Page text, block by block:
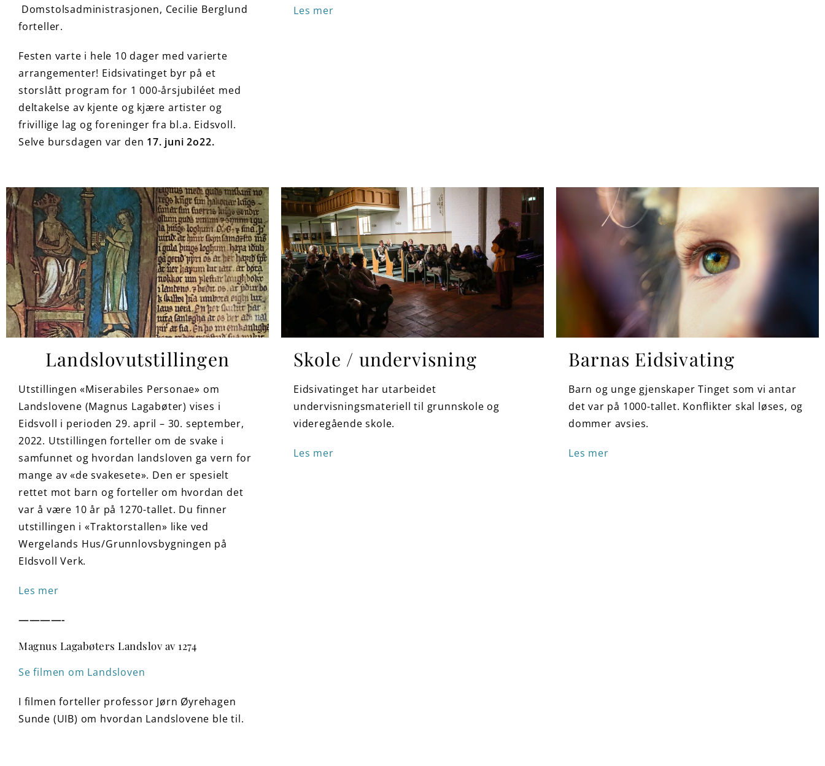
Domstolsadministrasjonen, Cecilie Berglund
forteller.
Festen varte i hele 10 dager med varierte
arrangementer! Eidsivatinget byr på et
storslått program for 1 000-årsjubiléet med
deltakelse av kjente og kjære artister og
frivillige lag og foreninger fra bl.a. Eidsvoll.
Selve bursdagen var den 17. juni 2o22.
Les mer
Landslovutstillingen
Utstillingen «Miserabiles Personae» om
Landslovene (Magnus Lagabøter) vises i
Eidsvoll i perioden 29. april – 30. september,
2022. Utstillingen forteller om de svake i
samfunnet og hvordan landsloven ga vern for
mange av «de svakesete». Den er spesielt
rettet mot barn og forteller om hvordan det
var å være 10 år på 1270-tallet. Du finner
utstillingen i «Traktorstallen» like ved
Wergelands Hus/Grunnlovsbygningen på
EIdsvoll Verk.
Les mer
————-
Magnus Lagabøters Landslov av 1274
Se filmen om Landsloven
I filmen forteller professor Jørn Øyrehagen
Sunde (UIB) om hvordan Landslovene ble til.
Skole / undervisning
Eidsivatinget har utarbeidet
undervisningsmateriell til grunnskole og
videregående skole.
Les mer
Barnas Eidsivating
Barn og unge gjenskaper Tinget som vi antar
det var på 1000-tallet. Konflikter skal løses, og
dommer avsies.
Les mer